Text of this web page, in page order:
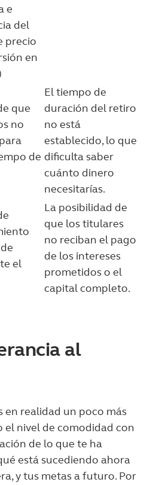
e
del
precio
en
que
no
de
El tiempo de
duración del retiro
no está
establecido, lo que
dificulta saber
cuánto dinero
necesitarías.
el
La posibilidad de
que los titulares
no reciban el pago
de los intereses
prometidos o el
capital completo.
al
en realidad un poco más
nivel de comodidad con
de lo que te ha
está sucediendo ahora
y tus metas a futuro. Por